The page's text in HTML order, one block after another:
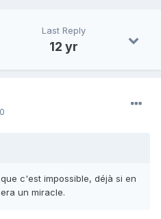
Last Reply
12 yr
c'est impossible, déjà si en
un miracle.